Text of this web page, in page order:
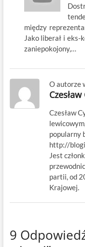
między
Jako liberał i
zaniepokojony,…
O autorze
Czesław
popularny
http://
Jest
partii, od
Krajowej.
9